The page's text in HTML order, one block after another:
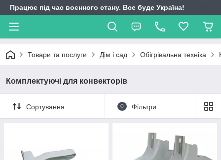
Працює під час воєнного стану. Все буде Україна!
Товари та послуги Дім і сад Обігрівальна техніка
Комплектуючі для конвекторів
Сортування 0 Фільтри